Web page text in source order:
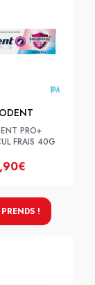
PRO+
FRAIS 40G
!